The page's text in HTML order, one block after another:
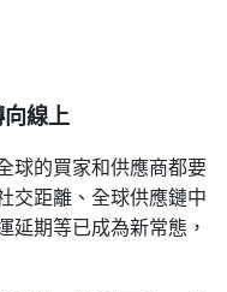
線上
球的買家和供應商都要
交距離、全球供應鏈中
延期等已成為新常態，